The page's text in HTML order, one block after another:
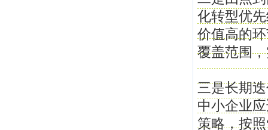
化转型优
价值高的
覆盖范围
三是长期
中小企业
策略，按